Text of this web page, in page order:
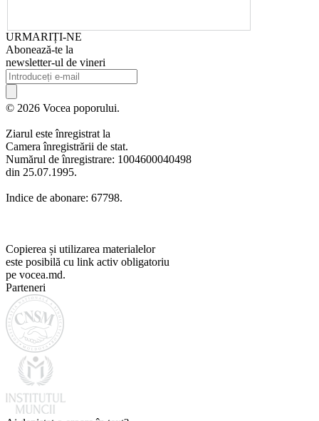
URMARIȚI-NE
Abonează-te la
newsletter-ul de vineri
© 2026 Vocea poporului.
Ziarul este înregistrat la
Camera înregistrării de stat.
Numărul de înregistrare: 1004600040498
din 25.07.1995.
Indice de abonare: 67798.
Copierea și utilizarea materialelor
este posibilă cu link activ obligatoriu
pe vocea.md.
Parteneri